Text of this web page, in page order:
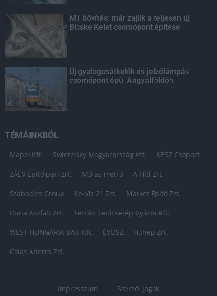
M1 bővítés: már zajlik a teljesen új
Bicske Kelet csomópont építése
Új gyalogosátkelők és jelzőlámpás
csomópont épül Angyalföldön
TÉMÁINKBÓL
Mapei Kft. Swietelsky Magyarország Kft. KÉSZ Csoport
ZÁÉV Építőipari Zrt. M3-as metró A-Híd Zrt.
Szabadics Group Ke-Víz 21 Zrt. Market Építő Zrt.
Duna Aszfalt Zrt. Terrán Tetőcserép Gyártó Kft.
WEST HUNGÁRIA BAU Kft. ÉVOSZ Hunép Zrt.
Colas Alterra Zrt.
Impresszum
Szerzői jogok